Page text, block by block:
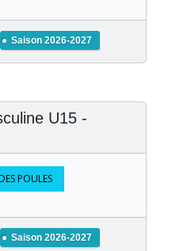
Saison 2026-2027
U15 -
POULES
Saison 2026-2027